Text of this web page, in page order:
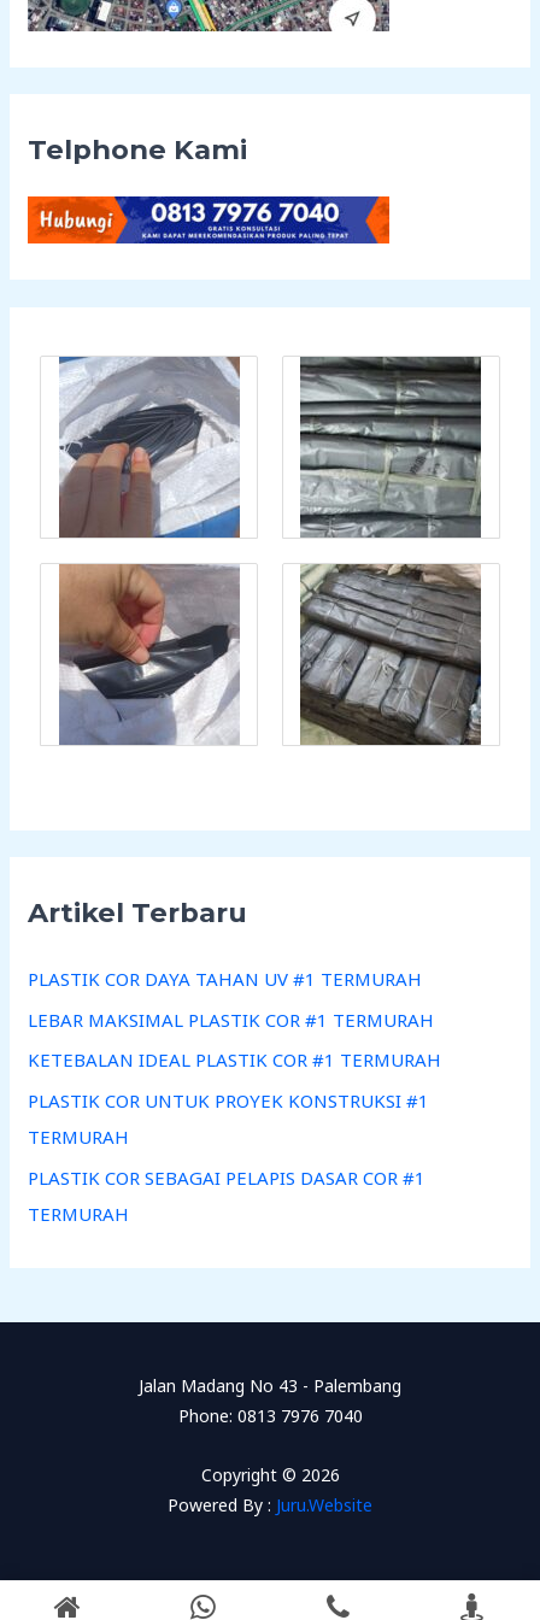
Telphone Kami
Artikel Terbaru
PLASTIK COR DAYA TAHAN UV #1 TERMURAH
LEBAR MAKSIMAL PLASTIK COR #1 TERMURAH
KETEBALAN IDEAL PLASTIK COR #1 TERMURAH
PLASTIK COR UNTUK PROYEK KONSTRUKSI #1
TERMURAH
PLASTIK COR SEBAGAI PELAPIS DASAR COR #1
TERMURAH
Jalan Madang No 43 - Palembang
Phone: 0813 7976 7040
Copyright © 2026
Powered By : Juru.Website